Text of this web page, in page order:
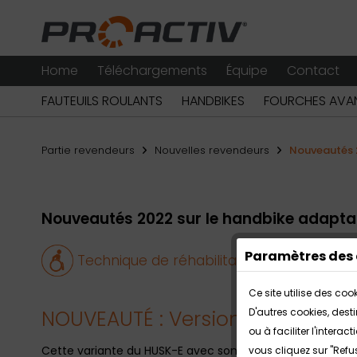
Home Téléchargements Équipe Contact
FAUTEUILS ROULANTS
HANDBIKES FOURCHES
Partie revendeurs Nouvelles revendeurs Nouveautés
Nouveautés 2022 sur le handbike
Technique de réhabilitation 24/02/
NOUVEAUTÉ : Version à faible
Cette variante du HUSK-E avec son couple de 40 Nm
Paramètres des
Ce site utilise des
D'autres cookies,
ou à faciliter
vous cliquez sur